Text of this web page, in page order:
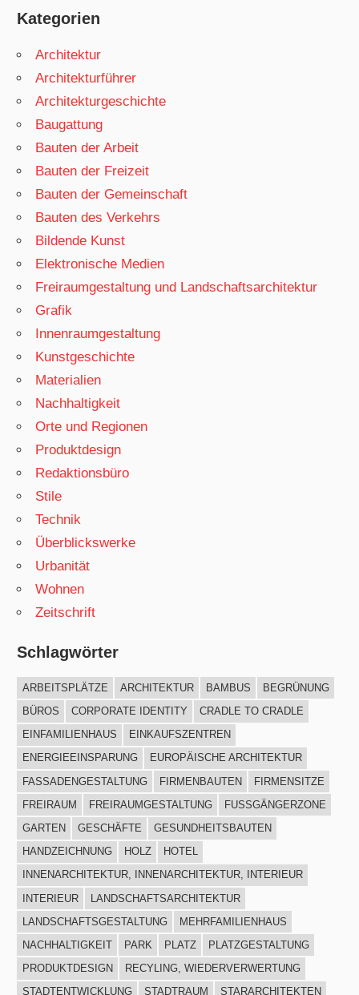
Kategorien
Architektur
Architekturführer
Architekturgeschichte
Baugattung
Bauten der Arbeit
Bauten der Freizeit
Bauten der Gemeinschaft
Bauten des Verkehrs
Bildende Kunst
Elektronische Medien
Freiraumgestaltung und Landschaftsarchitektur
Grafik
Innenraumgestaltung
Kunstgeschichte
Materialien
Nachhaltigkeit
Orte und Regionen
Produktdesign
Redaktionsbüro
Stile
Technik
Überblickswerke
Urbanität
Wohnen
Zeitschrift
Schlagwörter
ARBEITSPLÄTZE ARCHITEKTUR BAMBUS
BEGRÜNUNG
BÜROS
CORPORATE IDENTITY
CRADLE TO CRADLE
EINFAMILIENHAUS
EINKAUFSZENTREN
ENERGIEEINSPARUNG
EUROPÄISCHE ARCHITEKTUR
FASSADENGESTALTUNG
FIRMENBAUTEN
FIRMENSITZE
FREIRAUM
FREIRAUMGESTALTUNG
FUSSGÄNGERZONE
GARTEN
GESCHÄFTE
GESUNDHEITSBAUTEN
HANDZEICHNUNG
HOLZ
HOTEL
INNENARCHITEKTUR, INNENARCHITEKTUR, INTERIEUR
INTERIEUR
LANDSCHAFTSARCHITEKTUR
LANDSCHAFTSGESTALTUNG
MEHRFAMILIENHAUS
NACHHALTIGKEIT
PARK PLATZ
PLATZGESTALTUNG
PRODUKTDESIGN
RECYLING, WIEDERVERWERTUNG
STADTENTWICKLUNG
STADTRAUM STARARCHITEKTEN